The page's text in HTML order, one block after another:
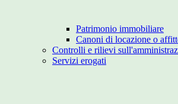
Patrimonio immobiliare
Canoni di locazione o
Controlli e rilievi
Servizi erogati